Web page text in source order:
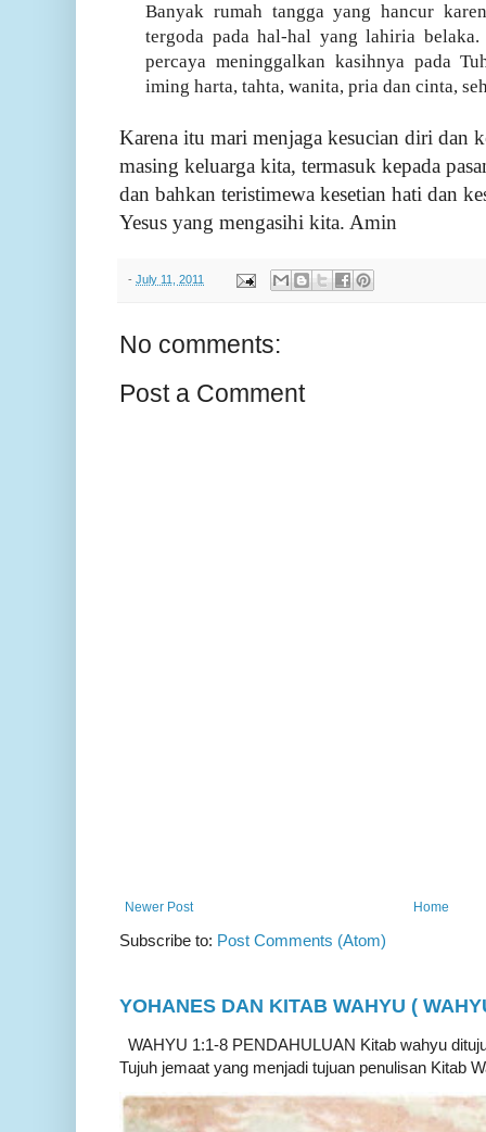
Banyak rumah tangga yang hancur
tergoda pada hal-hal yang lahiria
percaya meninggalkan kasihnya pada
iming harta, tahta, wanita, pria dan cinta,
Karena itu mari menjaga kesucian diri dan
masing keluarga kita, termasuk kepada
dan bahkan teristimewa kesetian hati dan
Yesus yang mengasihi kita. Amin
- July 11, 2011
No comments:
Post a Comment
Newer Post Home
Subscribe to: Post Comments (Atom)
YOHANES DAN KITAB WAHYU (
WAHYU 1:1-8 PENDAHULUAN Kitab wahyu
Tujuh jemaat yang menjadi tujuan penulisan Kitab